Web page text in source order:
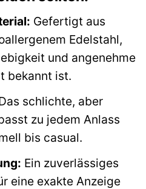
Gefertigt aus
Edelstahl,
und angenehme
bekannt ist.
schlichte, aber
zu jedem Anlass
bis casual.
Ein zuverlässiges
eine exakte Anzeige